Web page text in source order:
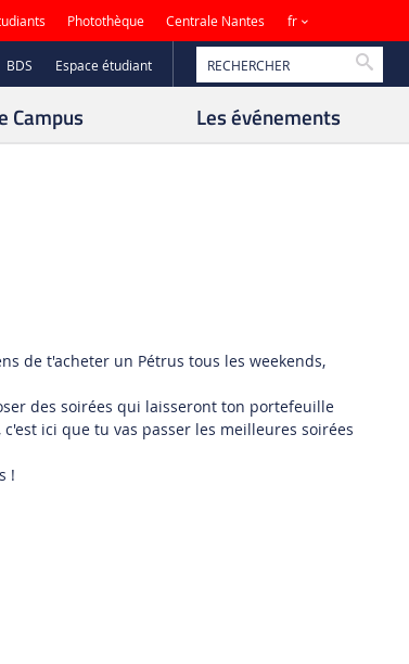
Photothèque Centrale Nantes fr
BDS Espace étudiant
Campus Les événements
de t'acheter un Pétrus tous les weekends,
des soirées qui laisseront ton portefeuille
ici que tu vas passer les meilleures soirées
!